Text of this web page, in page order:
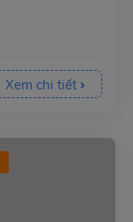
Xem chi tiết